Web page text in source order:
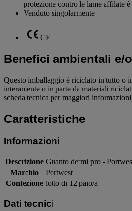
protezione contro le lame affilate è
Venduto singolarmente
CE
Benefici ambientali e/
Questo imballaggio è riciclato in tutto o
interamente o in parte da materiali
scheda tecnica per maggiori
Caratteristiche
Informazioni
Descrizione Guanto dermi pro -
Marchio
Portwest
Confezione lotto di 12 paio/a
Dati tecnici